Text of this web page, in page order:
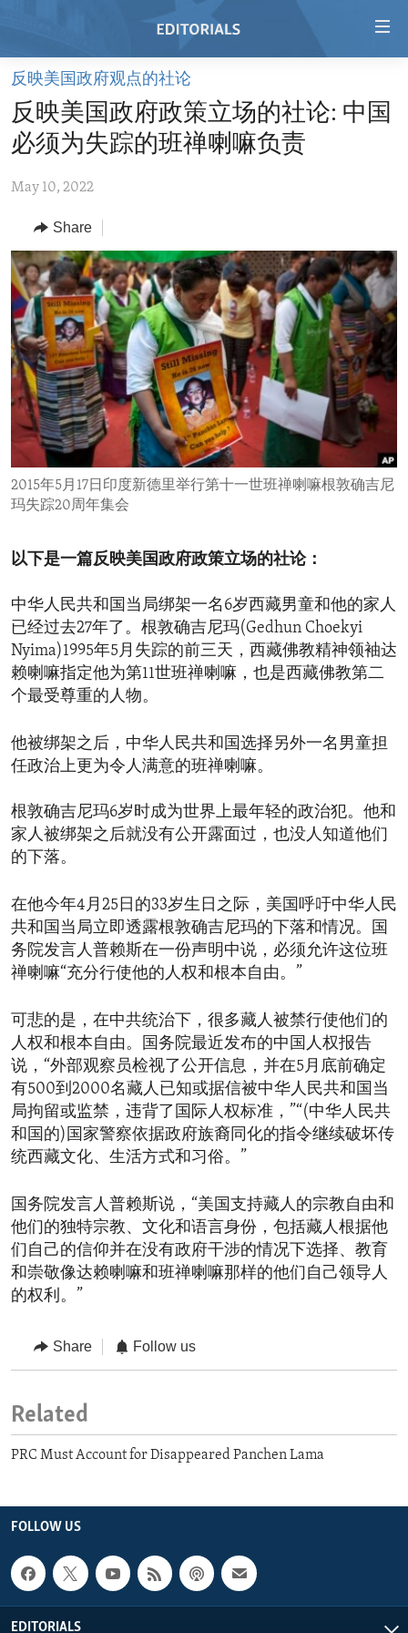
Skip
main
content
to
Navigation
Skip
to
Search
HOME
VIDEO
REGIONS
AFRICA
AMERICAS
ASIA
EUROPE
MIDDLE EAST
TOPICS
HUMAN RIGHTS
SECURITY AND DEFENSE
AID AND DEVELOPMENT
DEMOCRACY AND GOVERNANCE
ECONOMY AND TRADE
ENVIRONMENT AND HEALTH
IDEALS AND INSTITUTIONS
ARCHIVE
ABOUT US
FOLLOW US
反映美国政府观点的社论
反映美国政府政策立场的社论: 中国
必须为失踪的班禅喇嘛负责
May 10, 2022
Share
2015年5月17日印度新德里举行第十一世班禅喇嘛根敦确吉尼
玛失踪20周年集会
以下是一篇反映美国政府政策立场的社论：
中华人民共和国当局绑架一名6岁西藏男童和他的家人
已经过去27年了。根敦确吉尼玛(Gedhun Choekyi
Nyima)1995年5月失踪的前三天，西藏佛教精神领袖达
赖喇嘛指定他为第11世班禅喇嘛，也是西藏佛教第二
个最受尊重的人物。
他被绑架之后，中华人民共和国选择另外一名男童担
任政治上更为令人满意的班禅喇嘛。
根敦确吉尼玛6岁时成为世界上最年轻的政治犯。他和
家人被绑架之后就没有公开露面过，也没人知道他们
的下落。
在他今年4月25日的33岁生日之际，美国呼吁中华人民
共和国当局立即透露根敦确吉尼玛的下落和情况。国
务院发言人普赖斯在一份声明中说，必须允许这位班
禅喇嘛“充分行使他的人权和根本自由。”
可悲的是，在中共统治下，很多藏人被禁行使他们的
人权和根本自由。国务院最近发布的中国人权报告
说，“外部观察员检视了公开信息，并在5月底前确定
有500到2000名藏人已知或据信被中华人民共和国当
局拘留或监禁，违背了国际人权标准，”“(中华人民共
和国的)国家警察依据政府族裔同化的指令继续破坏传
统西藏文化、生活方式和习俗。”
国务院发言人普赖斯说，“美国支持藏人的宗教自由和
他们的独特宗教、文化和语言身份，包括藏人根据他
们自己的信仰并在没有政府干涉的情况下选择、教育
和崇敬像达赖喇嘛和班禅喇嘛那样的他们自己领导人
的权利。”
Share Follow us
Related
PRC Must Account for Disappeared Panchen Lama
FOLLOW US
EDITORIALS